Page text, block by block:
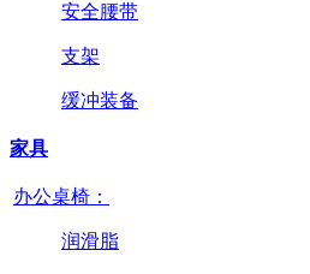
安全腰带
支架
缓冲装备
家具
办公桌椅：
润滑脂